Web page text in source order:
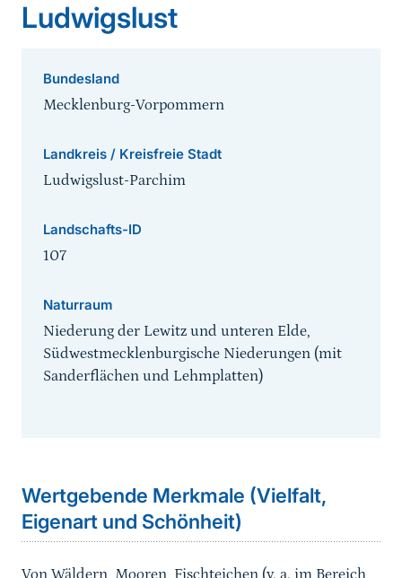
Ludwigslust
Bundesland
Mecklenburg-Vorpommern
Landkreis / Kreisfreie Stadt
Ludwigslust-Parchim
Landschafts-ID
107
Naturraum
Niederung der Lewitz und unteren Elde,
Südwestmecklenburgische Niederungen (mit
Sanderflächen und Lehmplatten)
Wertgebende Merkmale (Vielfalt,
Eigenart und Schönheit)